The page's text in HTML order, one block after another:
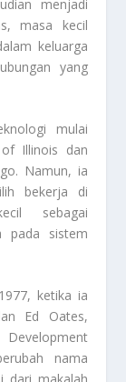
menjadi
masa kecil
keluarga
yang
mulai
Illinois dan
Namun, ia
bekerja di
sebagai
pada sistem
ketika ia
Ed Oates,
nama